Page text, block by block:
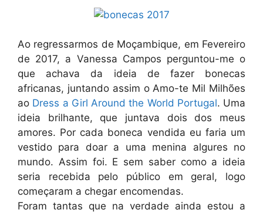
Ao regressarmos de Moçambique, em Fevereiro
de 2017, a Vanessa Campos perguntou-me o
que achava da ideia de fazer bonecas
africanas, juntando assim o Amo-te Mil Milhões
ao Dress a Girl Around the World Portugal. Uma
ideia brilhante, que juntava dois dos meus
amores. Por cada boneca vendida eu faria um
vestido para doar a uma menina algures no
mundo. Assim foi. E sem saber como a ideia
seria recebida pelo público em geral, logo
começaram a chegar encomendas.
Foram tantas que na verdade ainda estou a